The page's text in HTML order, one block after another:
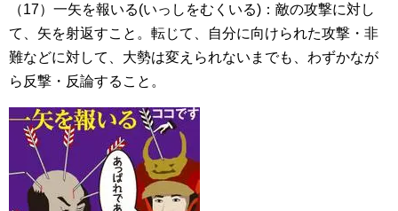
（17）一矢を報いる(いっしをむくいる)：敵の攻撃に対し
て、矢を射返すこと。転じて、自分に向けられた攻撃・非
難などに対して、大勢は変えられないまでも、わずかなが
ら反撃・反論すること。